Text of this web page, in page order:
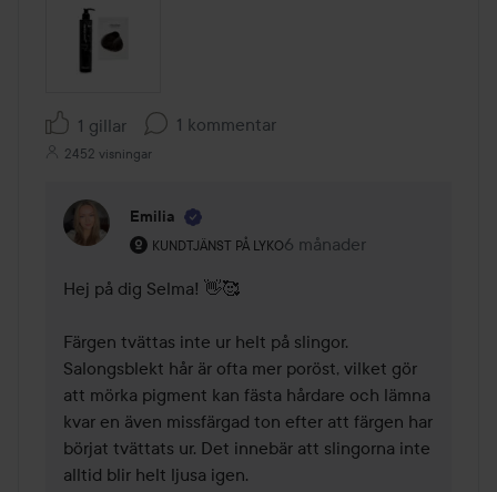
1 gillar 1 kommentar
2452 visningar
Emilia
KUNDTJÄNST PÅ LYKO
Användarens roll: Kundtjänst på Lyko.
6 månader
Kommentaren lades 6
Hej på dig Selma! 👋🥰
Färgen tvättas inte ur helt på slingor.
Salongsblekt hår är ofta mer poröst, vilket gör
att mörka pigment kan fästa hårdare och lämna
kvar en även missfärgad ton efter att färgen har
börjat tvättats ur. Det innebär att slingorna inte
alltid blir helt ljusa igen.